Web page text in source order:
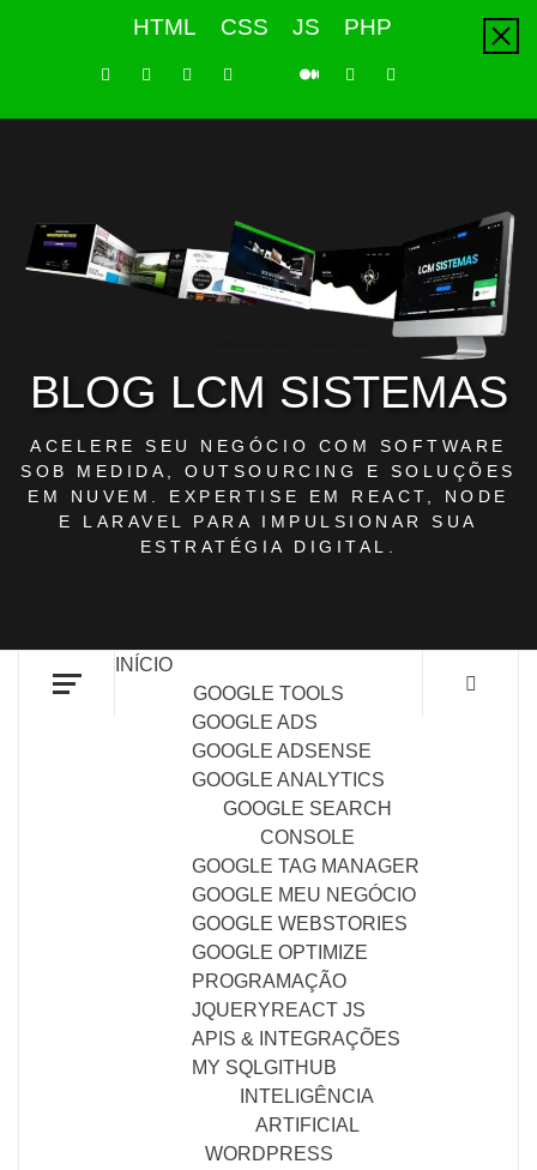
HTML CSS JS PHP
LinkedInInstagramFacebookYoutube PinterestTiktok
BLOG LCM SISTEMAS
ACELERE SEU NEGÓCIO COM SOFTWARE
SOB MEDIDA, OUTSOURCING E SOLUÇÕES
EM NUVEM. EXPERTISE EM REACT, NODE
E LARAVEL PARA IMPULSIONAR SUA
ESTRATÉGIA DIGITAL.
INÍCIO
GOOGLE TOOLS
GOOGLE ADS
GOOGLE ADSENSE
GOOGLE ANALYTICS
GOOGLE SEARCH
CONSOLE
GOOGLE TAG MANAGER
GOOGLE MEU NEGÓCIO
GOOGLE WEBSTORIES
GOOGLE OPTIMIZE
PROGRAMAÇÃO
JQUERYREACT JS
APIS & INTEGRAÇÕES
MY SQLGITHUB
INTELIGÊNCIA
ARTIFICIAL
WORDPRESS